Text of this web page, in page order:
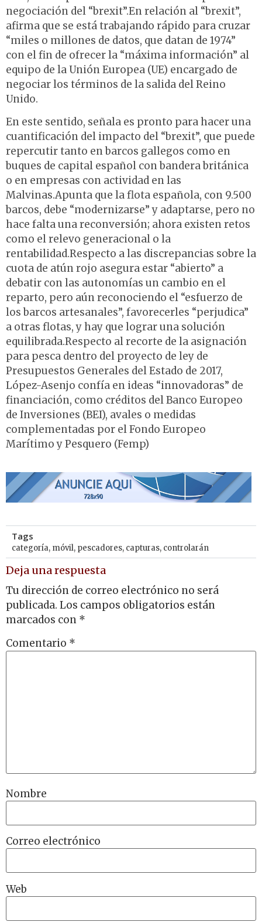
negociación del “brexit”.En relación al “brexit”,
afirma que se está trabajando rápido para cruzar
“miles o millones de datos, que datan de 1974”
con el fin de ofrecer la “máxima información” al
equipo de la Unión Europea (UE) encargado de
negociar los términos de la salida del Reino
Unido.
En este sentido, señala es pronto para hacer una
cuantificación del impacto del “brexit”, que puede
repercutir tanto en barcos gallegos como en
buques de capital español con bandera británica
o en empresas con actividad en las
Malvinas.Apunta que la flota española, con 9.500
barcos, debe “modernizarse” y adaptarse, pero no
hace falta una reconversión; ahora existen retos
como el relevo generacional o la
rentabilidad.Respecto a las discrepancias sobre la
cuota de atún rojo asegura estar “abierto” a
debatir con las autonomías un cambio en el
reparto, pero aún reconociendo el “esfuerzo de
los barcos artesanales”, favorecerles “perjudica”
a otras flotas, y hay que lograr una solución
equilibrada.Respecto al recorte de la asignación
para pesca dentro del proyecto de ley de
Presupuestos Generales del Estado de 2017,
López-Asenjo confía en ideas “innovadoras” de
financiación, como créditos del Banco Europeo
de Inversiones (BEI), avales o medidas
complementadas por el Fondo Europeo
Marítimo y Pesquero (Femp)
Tags
categoría, móvil, pescadores, capturas, controlarán
Deja una respuesta
Tu dirección de correo electrónico no será
publicada. Los campos obligatorios están
marcados con *
Comentario *
Nombre
Correo electrónico
Web